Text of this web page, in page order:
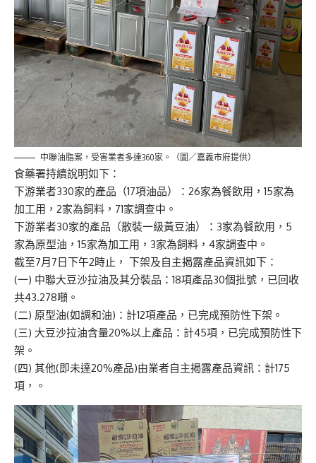
中聯油脂案，受害業者多達360家。（圖／嘉義市府提供）
食藥署持續說明如下：
下游業者330家的產品（17項油品）：26家為餐飲用，15家為
加工用，2家為飼料，71家調查中。
下游業者30家的產品（散裝一級黃豆油）：3家為餐飲用，5
家為原型油，15家為加工用，3家為飼料，4家調查中。
截至7月7日下午2時止， 下架及自主揭露產品資訊如下：
(一) 中聯大豆沙拉油及其分裝品：18項產品30個批號，已回收
共43.278噸。
(二) 原型油(如調和油)：計12項產品，已完成預防性下架。
(三) 大豆沙拉油含量20%以上產品：計45項，已完成預防性下
架。
(四) 其他(即未達20%產品)由業者自主揭露產品資訊：計175
項，。